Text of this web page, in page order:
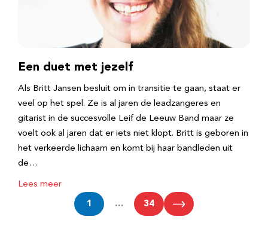
Een duet met jezelf
Als Britt Jansen besluit om in transitie te gaan, staat er
veel op het spel. Ze is al jaren de leadzangeres en
gitarist in de succesvolle Leif de Leeuw Band maar ze
voelt ook al jaren dat er iets niet klopt. Britt is geboren in
het verkeerde lichaam en komt bij haar bandleden uit
de…
Lees meer
1 … 34